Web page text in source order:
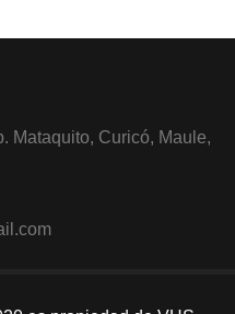
Mataquito, Curicó, Maule,